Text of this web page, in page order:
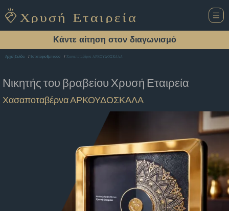
Κάντε αίτηση στον διαγωνισμό
Αρχική Σελίδα Εστιατόριο Εμπεσοσ Χασαποταβέρνα ΑΡΚΟΥΔΟΣΚΑΛΑ
Νικητής του βραβείου Χρυσή Εταιρεία
Χασαποταβέρνα ΑΡΚΟΥΔΟΣΚΑΛΑ